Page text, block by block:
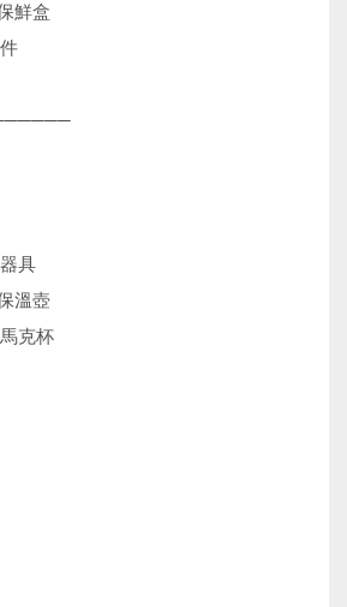
鮮盒
具
溫壺
克杯